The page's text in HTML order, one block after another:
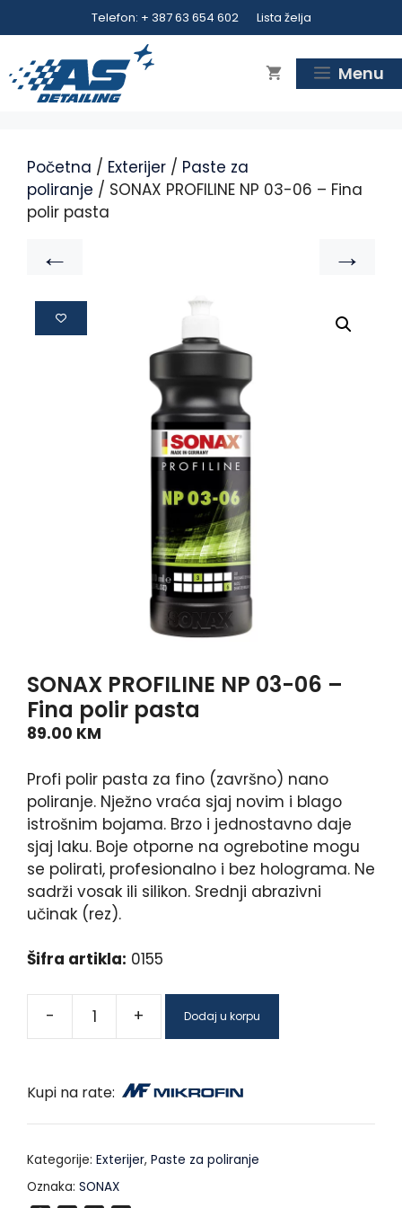
Telefon: + 387 63 654 602 Lista želja
Menu
Početna / Exterijer / Paste za
poliranje / SONAX PROFILINE NP 03-06 – Fina
polir pasta
← →
SONAX PROFILINE NP 03-06 –
Fina polir pasta
89.00 KM
Profi polir pasta za fino (završno) nano
poliranje. Nježno vraća sjaj novim i blago
istrošnim bojama. Brzo i jednostavno daje
sjaj laku. Boje otporne na ogrebotine mogu
se polirati, profesionalno i bez holograma. Ne
sadrži vosak ili silikon. Srednji abrazivni
učinak (rez).
Šifra artikla: 0155
- + Dodaj u korpu
Kupi na rate:
Kategorije: Exterijer, Paste za poliranje
Oznaka: SONAX